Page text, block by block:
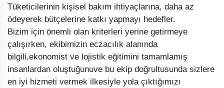
Tüketicilerinin kişisel bakım ihtiyaçlarına, daha az
ödeyerek bütçelerine katkı yapmayı hedefler.
Bizim için önemli olan kriterleri yerine getirmeye
çalışırken, ekibimizin eczacılık alanında
bilgili,ekonomist ve lojistik eğitimini tamamlamış
insanlardan oluştuğunuve bu ekip doğrultusunda sizlere
en iyi hizmeti vermek ilkesiyle yola çıktığımızı